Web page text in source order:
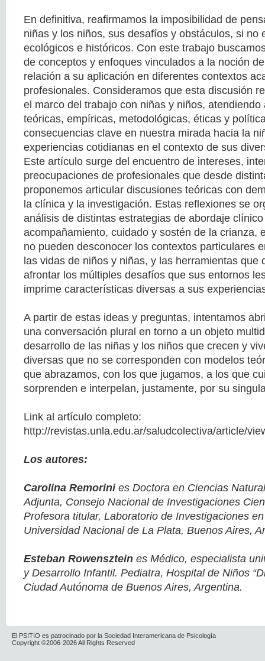
En definitiva, reafirmamos la imposibilidad de
niñas y los niños, sus desafíos y obstáculos, si no
ecológicos e históricos. Con este trabajo
de conceptos y enfoques vinculados a la noción
relación a su aplicación en diferentes contextos
profesionales. Consideramos que esta discusión
el marco del trabajo con niñas y niños, atendiendo
teóricas, empíricas, metodológicas, éticas y
consecuencias clave en nuestra mirada hacia la
experiencias cotidianas en el contexto de sus
Este artículo surge del encuentro de intereses,
preocupaciones de profesionales que desde
proponemos articular discusiones teóricas con
la clínica y la investigación. Estas reflexiones se
análisis de distintas estrategias de abordaje
acompañamiento, cuidado y sostén de la crianza,
no pueden desconocer los contextos particulares
las vidas de niños y niñas, y las herramientas que
afrontar los múltiples desafíos que sus entornos
imprime características diversas a sus
A partir de estas ideas y preguntas, intentamos
una conversación plural en torno a un objeto
desarrollo de las niñas y los niños que crecen y
diversas que no se corresponden con modelos
que abrazamos, con los que jugamos, a los que
sorprenden e interpelan, justamente, por su
Link al artículo completo:
http://revistas.unla.edu.ar/saludcolectiva/article/
Los autores:
Carolina Remorinies Doctora en Ciencias
Adjunta, Consejo Nacional de Investigaciones
Profesora titular, Laboratorio de Investigaciones
Universidad Nacional de La Plata, Buenos Aires,
Esteban Rowensztein es Médico, especialista
y Desarrollo Infantil. Pediatra, Hospital de Niños
Ciudad Autónoma de Buenos Aires, Argentina.
El PSITIO es patrocinado por la Sociedad Interamericana de Psicología
Copyright ©2006-2026 All Rights Reserved